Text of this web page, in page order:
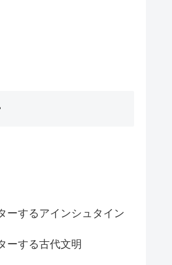
ーするアインシュタイン
ーする古代文明